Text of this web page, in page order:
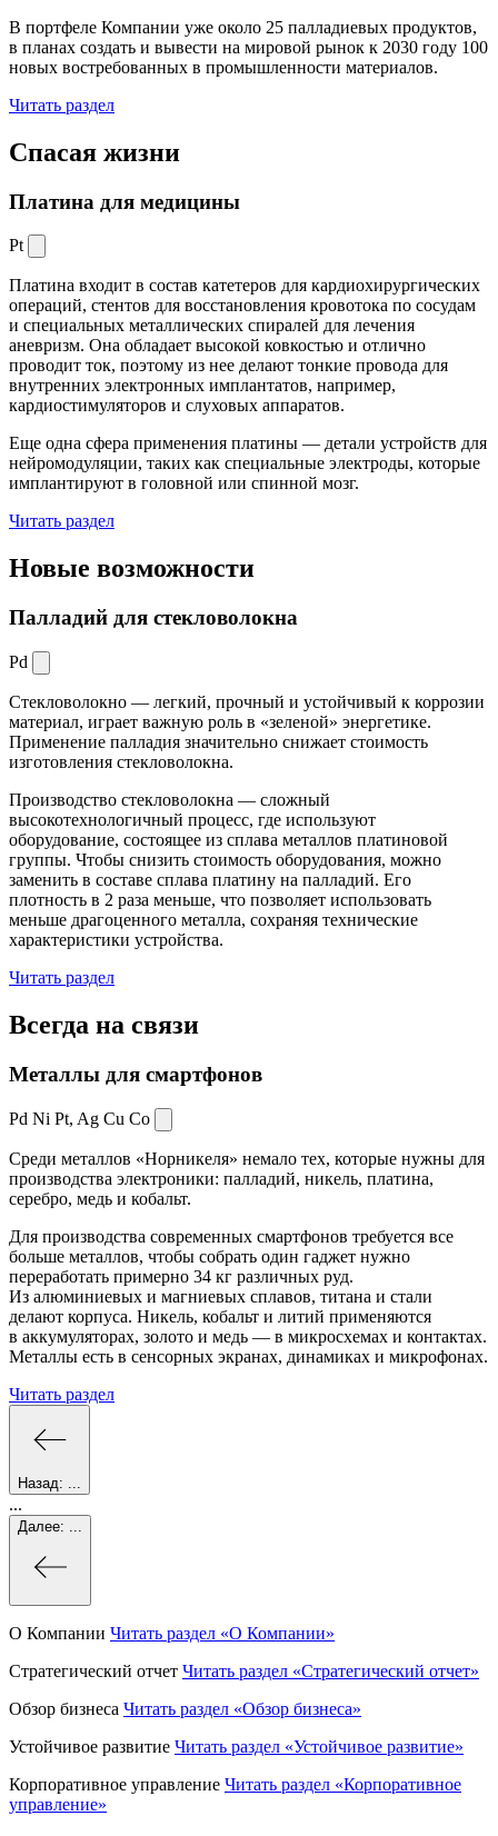
В портфеле Компании уже около 25 палладиевых продуктов,
в планах создать и вывести на мировой рынок к 2030 году 100
новых востребованных в промышленности материалов.
Читать раздел
Спасая жизни
Платина для медицины
Pt
Платина входит в состав катетеров для кардиохирургических
операций, стентов для восстановления кровотока по сосудам
и специальных металлических спиралей для лечения
аневризм. Она обладает высокой ковкостью и отлично
проводит ток, поэтому из нее делают тонкие провода для
внутренних электронных имплантатов, например,
кардиостимуляторов и слуховых аппаратов.
Еще одна сфера применения платины — детали устройств для
нейромодуляции, таких как специальные электроды, которые
имплантируют в головной или спинной мозг.
Читать раздел
Новые возможности
Палладий для стекловолокна
Pd
Стекловолокно — легкий, прочный и устойчивый к коррозии
материал, играет важную роль в «зеленой» энергетике.
Применение палладия значительно снижает стоимость
изготовления стекловолокна.
Производство стекловолокна — сложный
высокотехнологичный процесс, где используют
оборудование, состоящее из сплава металлов платиновой
группы. Чтобы снизить стоимость оборудования, можно
заменить в составе сплава платину на палладий. Его
плотность в 2 раза меньше, что позволяет использовать
меньше драгоценного металла, сохраняя технические
характеристики устройства.
Читать раздел
Всегда на связи
Металлы для смартфонов
Pd Ni Pt, Ag Cu Co
Среди металлов «Норникеля» немало тех, которые нужны для
производства электроники: палладий, никель, платина,
серебро, медь и кобальт.
Для производства современных смартфонов требуется все
больше металлов, чтобы собрать один гаджет нужно
переработать примерно 34 кг различных руд.
Из алюминиевых и магниевых сплавов, титана и стали
делают корпуса. Никель, кобальт и литий применяются
в аккумуляторах, золото и медь — в микросхемах и контактах.
Металлы есть в сенсорных экранах, динамиках и микрофонах.
Читать раздел
Назад:
...
Далее:
О Компании Читать раздел «О Компании»
Стратегический отчет Читать раздел «Стратегический отчет»
Обзор бизнеса Читать раздел «Обзор бизнеса»
Устойчивое развитие Читать раздел «Устойчивое развитие»
Корпоративное управление Читать раздел «Корпоративное
управление»